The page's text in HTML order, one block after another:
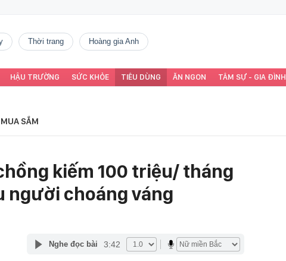
thời trang Hoàng gia Anh
HẬU TRƯỜNG SỨC KHỎE TIÊU DÙNG ĂN NGON TÂM SỰ - GIA ĐÌNH
MUA SẮM
kiếm 100 triệu/ tháng
người choáng váng
Nghe đọc bài 3:42